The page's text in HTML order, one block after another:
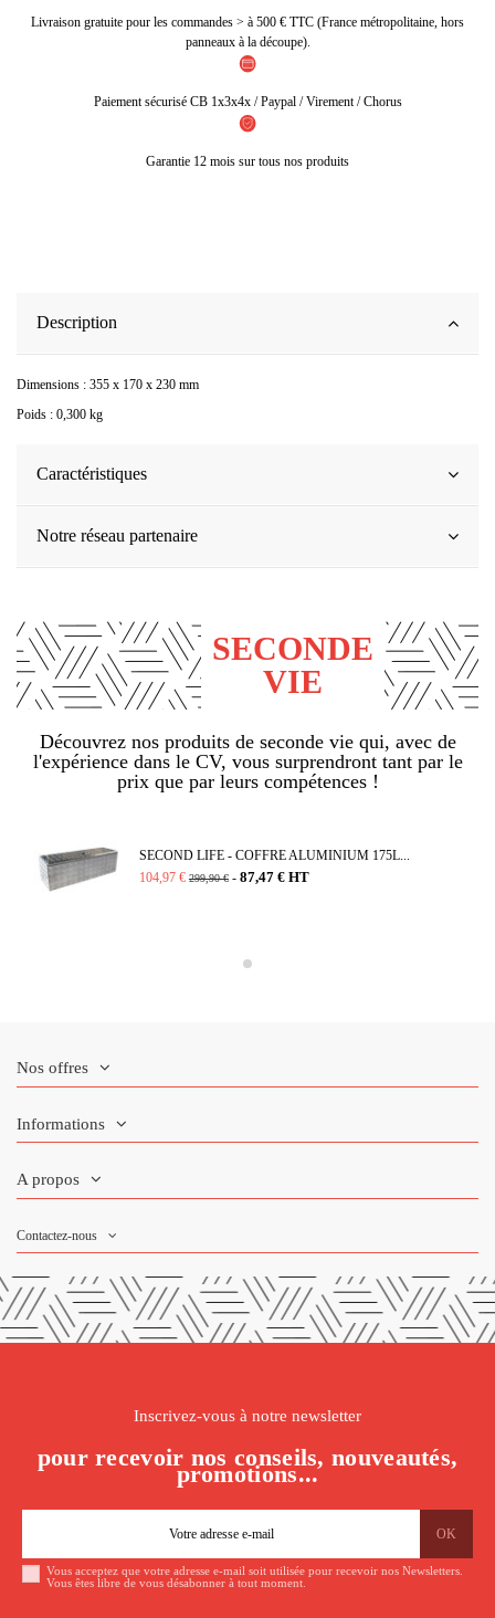
Livraison gratuite pour les commandes > à 500 € TTC (France métropolitaine, hors
panneaux à la découpe).
Paiement sécurisé CB 1x3x4x / Paypal / Virement / Chorus
Garantie 12 mois sur tous nos produits
Description
Dimensions : 355 x 170 x 230 mm
Poids : 0,300 kg
Caractéristiques
Notre réseau partenaire
SECONDE
VIE
Découvrez nos produits de seconde vie qui, avec de
l'expérience dans le CV, vous surprendront tant par le
prix que par leurs compétences !
SECOND LIFE - COFFRE ALUMINIUM 175L...
104,97 € 299,90 € - 87,47 € HT
Nos offres
Informations
A propos
Contactez-nous
Inscrivez-vous à notre newsletter
pour recevoir nos conseils, nouveautés,
promotions...
Vous acceptez que votre adresse e-mail soit utilisée pour recevoir nos Newsletters.
Vous êtes libre de vous désabonner à tout moment.